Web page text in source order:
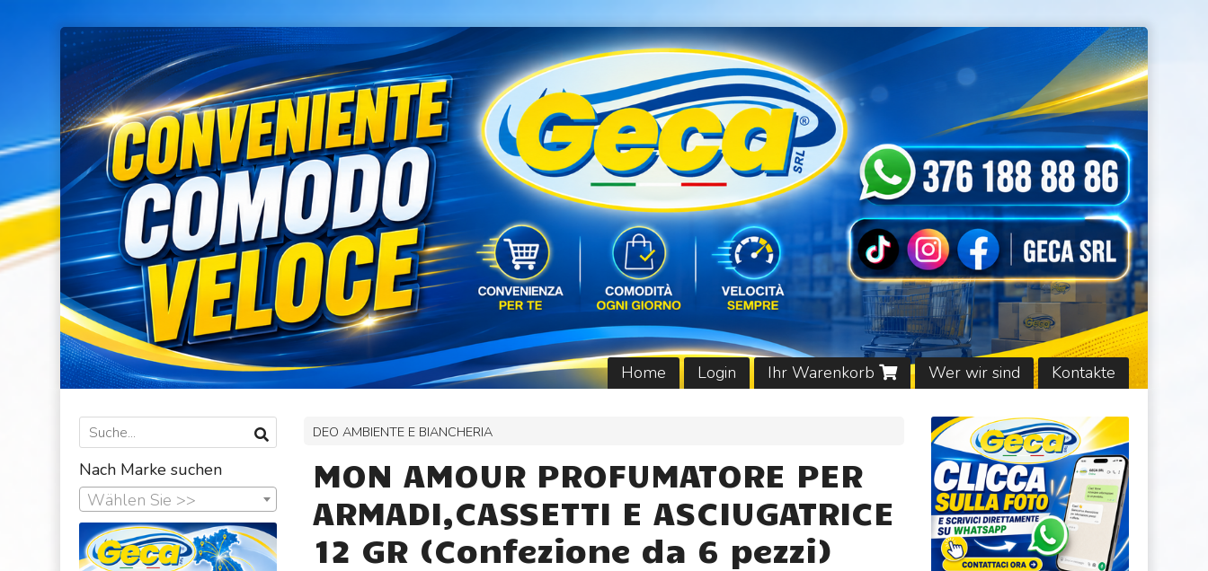
Home Login Ihr Warenkorb Wer wir sind Kontakte
DEO AMBIENTE E BIANCHERIA
MON AMOUR PROFUMATORE PER
ARMADI,CASSETTI E ASCIUGATRICE
12 GR (Confezione da 6 pezzi)
Nach Marke suchen
Wählen Sie >>